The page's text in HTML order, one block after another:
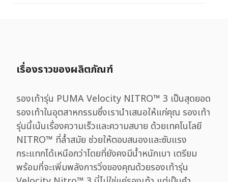
เรื่องราวของผลิตภัณฑ์
รองเท้ารุ่น PUMA Velocity NITRO™ 3 เป็นสุดยอด
รองเท้าในอุตสาหกรรมซึ่งเรานำเสนอให้แก่คุณ รองเท้า
รุ่นนี้เน้นเรื่องความเร็วและความสบาย ด้วยเทคโนโลยี
NITRO™ ที่ล้ำสมัย ช่วยให้ตอบสนองและซับแรง
กระแทกได้เหนือกว่าโดยที่ยังคงมีน้ำหนักเบา เตรียม
พร้อมที่จะเพิ่มพลังการวิ่งของคุณด้วยรองเท้ารุ่น